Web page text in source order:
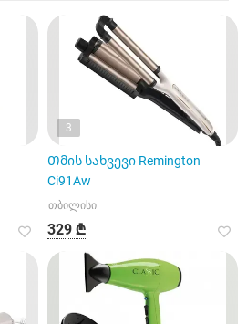
3
Თმის სახვევი Remington
Ci91Aw
თბილისი
329 ₾